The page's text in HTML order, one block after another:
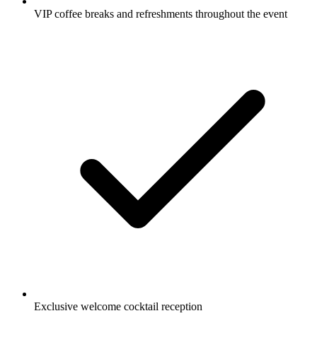
VIP coffee breaks and refreshments throughout the event
Exclusive welcome cocktail reception